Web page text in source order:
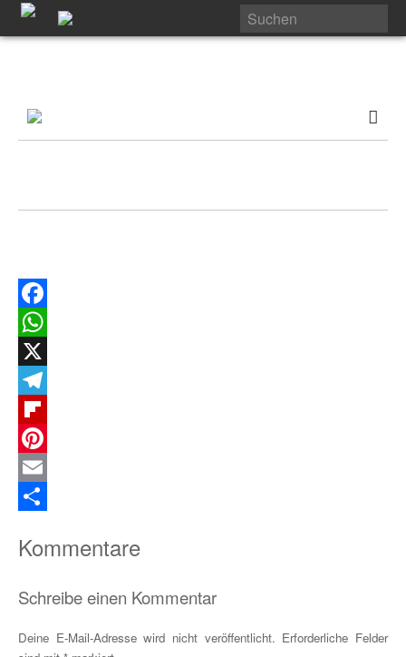
Facebook
WhatsApp
X
Telegram
Flipboard
Pinterest
Email
Kommentare
Schreibe einen Kommentar
Deine E-Mail-Adresse wird nicht veröffentlicht. Erforderliche Felder